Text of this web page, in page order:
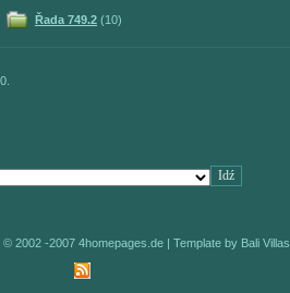
Řada 749.2 (10)
2002 -2007 4homepages.de| Template by Bali Villas